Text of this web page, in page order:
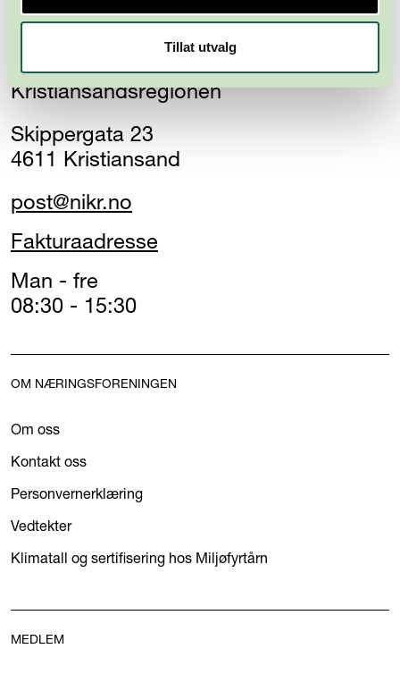
Tillat utvalg
Næringsforeningen i
Kristiansandsregionen
Skippergata 23
4611 Kristiansand
post@nikr.no
Fakturaadresse
Man - fre
08:30 - 15:30
OM NÆRINGSFORENINGEN
Om oss
Kontakt oss
Personvernerklæring
Vedtekter
Klimatall og sertifisering hos Miljøfyrtårn
MEDLEM